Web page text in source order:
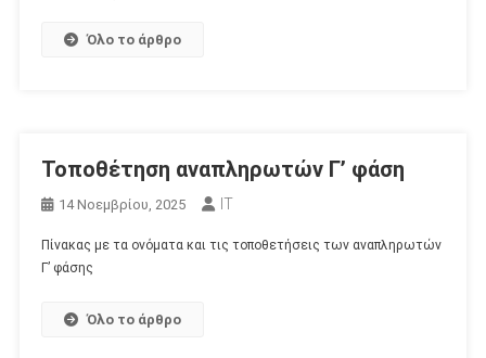
Όλο το άρθρο
Τοποθέτηση αναπληρωτών Γ’ φάση
14 Νοεμβρίου, 2025 IT
Πίνακας με τα ονόματα και τις τοποθετήσεις των αναπληρωτών
Γ’ φάσης
Όλο το άρθρο